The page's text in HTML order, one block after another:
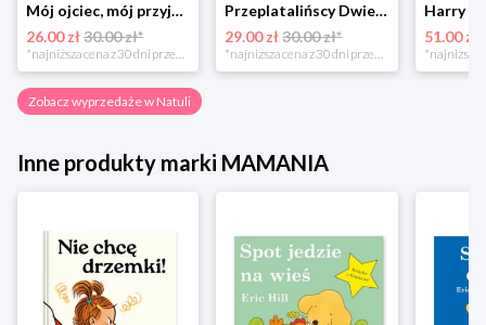
Mój ojciec, mój przyjaciel Element
26.00 zł30.00 zł*
*najniższa cena z 30 dni przed obniżką
Przeplatalińscy Dwie siostry
29.00 zł 30.00 zł*
*najniższa cena z 30 dni przed obniżką
51.00 zł
Zobacz wyprzedaże w Natuli
Inne produkty marki MAMANIA